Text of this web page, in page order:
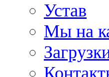
Устав
Мы на